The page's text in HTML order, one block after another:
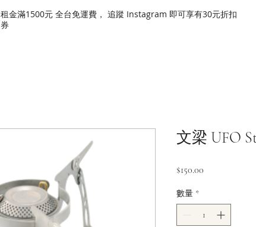
租金滿1500元 全台免運費， 追蹤 Instagram 即可享有30元折扣
券
文梁 UFO
$150.00
數量 *